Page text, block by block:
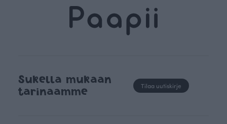
Sukella mukaan
tarinaamme
Tilaa uutiskirje